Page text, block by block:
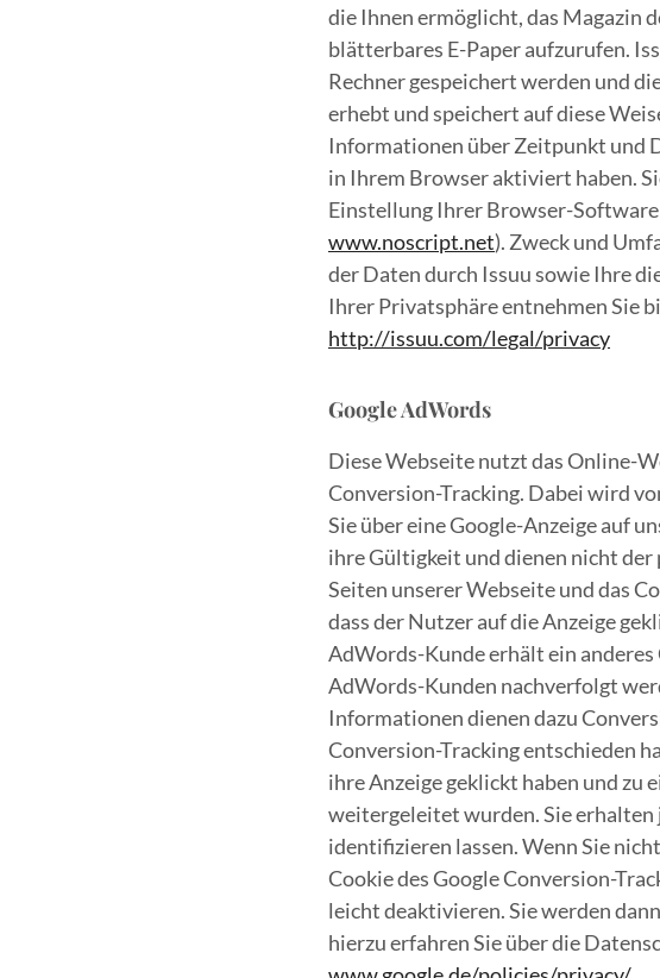
die Ihnen ermöglicht, das Magazin
blätterbares E-Paper aufzurufen.
Rechner gespeichert werden und
erhebt und speichert auf diese
Informationen über Zeitpunkt und
in Ihrem Browser aktiviert haben.
Einstellung Ihrer Browser-
www.noscript.net). Zweck und
der Daten durch Issuu sowie Ihre
Ihrer Privatsphäre entnehmen Sie
http://issuu.com/legal/privacy
Google AdWords
Diese Webseite nutzt das Online-
Conversion-Tracking. Dabei wird
Sie über eine Google-Anzeige auf
ihre Gültigkeit und dienen nicht
Seiten unserer Webseite und das
dass der Nutzer auf die Anzeige
AdWords-Kunde erhält ein
AdWords-Kunden nachverfolgt
Informationen dienen dazu
Conversion-Tracking entschieden
ihre Anzeige geklickt haben und zu
weitergeleitet wurden. Sie
identifizieren lassen. Wenn Sie
Cookie des Google Conversion-
leicht deaktivieren. Sie werden
hierzu erfahren Sie über die